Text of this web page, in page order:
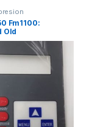
Fm1100:
Old